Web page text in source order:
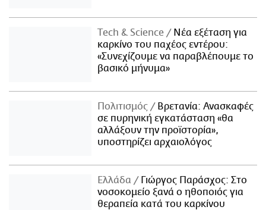
Τech & Science
Νέα εξέταση για
καρκίνο του παχέος εντέρου:
«Συνεχίζουμε να παραβλέπουμε το
βασικό μήνυμα»
Πολιτισμός
Βρετανία: Ανασκαφές
σε πυρηνική εγκατάσταση «θα
αλλάξουν την προϊστορία»,
υποστηρίζει αρχαιολόγος
Ελλάδα
Γιώργος Παράσχος: Στο
νοσοκομείο ξανά ο ηθοποιός για
θεραπεία κατά του καρκίνου